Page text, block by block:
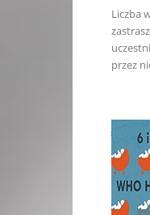
Liczba
przez